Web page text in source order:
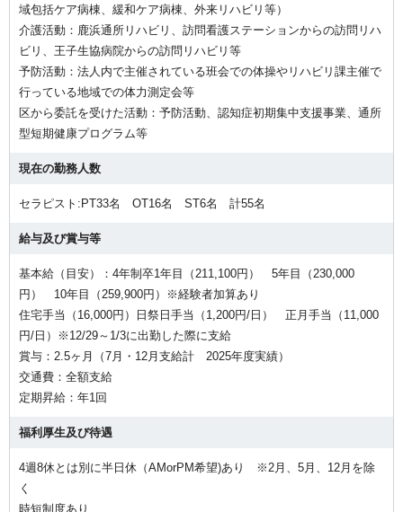
域包括ケア病棟、緩和ケア病棟、外来リハビリ等）
介護活動：鹿浜通所リハビリ、訪問看護ステーションからの訪問リハ
ビリ、王子生協病院からの訪問リハビリ等
予防活動：法人内で主催されている班会での体操やリハビリ課主催で
行っている地域での体力測定会等
区から委託を受けた活動：予防活動、認知症初期集中支援事業、通所
型短期健康プログラム等
現在の勤務人数
セラピスト:PT33名 OT16名 ST6名 計55名
給与及び賞与等
基本給（目安）：4年制卒1年目（211,100円） 5年目（230,000
円） 10年目（259,900円）※経験者加算あり
住宅手当（16,000円）日祭日手当（1,200円/日） 正月手当（11,000
円/日）※12/29～1/3に出勤した際に支給
賞与：2.5ヶ月（7月・12月支給計 2025年度実績）
交通費：全額支給
定期昇給：年1回
福利厚生及び待遇
4週8休とは別に半日休（AMorPM希望)あり ※2月、5月、12月を除
く
時短制度あり